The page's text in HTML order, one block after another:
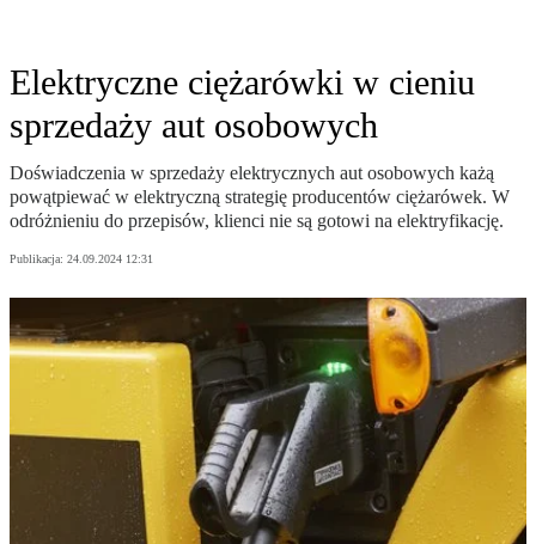
Elektryczne ciężarówki w cieniu
sprzedaży aut osobowych
Doświadczenia w sprzedaży elektrycznych aut osobowych każą
powątpiewać w elektryczną strategię producentów ciężarówek. W
odróżnieniu do przepisów, klienci nie są gotowi na elektryfikację.
Publikacja: 24.09.2024 12:31